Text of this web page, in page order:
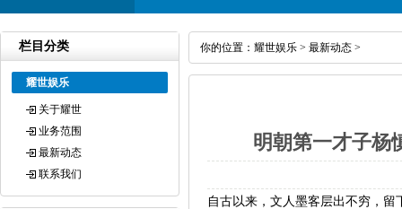
栏目分类
耀世娱乐
关于耀世
业务范围
最新动态
联系我们
你的位置： 耀世娱乐 > 最新动态 >
明朝第一才子杨
自古以来，文人墨客层出不穷，